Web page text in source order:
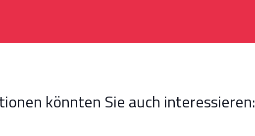
könnten Sie auch interessieren: